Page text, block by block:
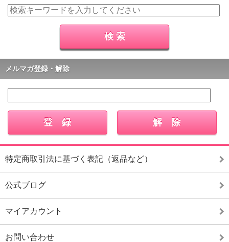
メルマガ登録・解除
特定商取引法に基づく表記（返品など）
公式ブログ
マイアカウント
お問い合わせ